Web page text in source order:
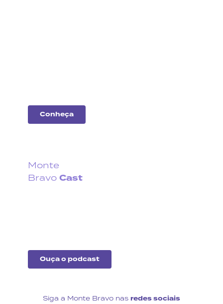
Conheça
Monte
Bravo Cast
Ouça o podcast
Siga a Monte Bravo nas redes sociais